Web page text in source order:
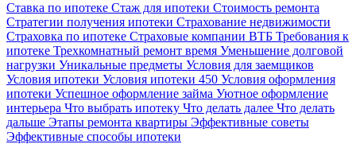
Ставка по ипотеке Стаж для ипотеки Стоимость ремонта
Стратегии получения ипотеки Страхование недвижимости
Страховка по ипотеке Страховые компании ВТБ Требования к
ипотеке Трехкомнатный ремонт время Уменьшение долговой
нагрузки Уникальные предметы Условия для заемщиков
Условия ипотеки Условия ипотеки 450 Условия оформления
ипотеки Успешное оформление займа Уютное оформление
интерьера Что выбрать ипотеку Что делать далее Что делать
дальше Этапы ремонта квартиры Эффективные советы
Эффективные способы ипотеки